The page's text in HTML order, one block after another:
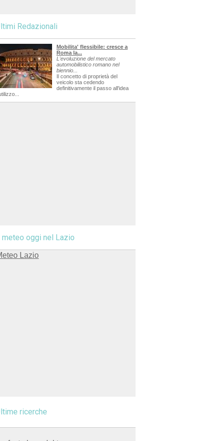
Redazionali
Mobilita' flessibile: cresce a
Roma la...
L'evoluzione del mercato
automobilistico romano nel
biennio...
Il concetto di proprietà del
veicolo sta cedendo
definitivamente il passo all'idea
meteo oggi nel Lazio
ricerche